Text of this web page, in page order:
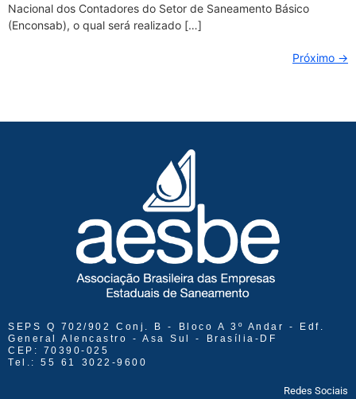
Nacional dos Contadores do Setor de Saneamento Básico
(Enconsab), o qual será realizado […]
Próximo →
SEPS Q 702/902 Conj. B - Bloco A 3º Andar - Edf.
General Alencastro - Asa Sul - Brasília-DF
CEP: 70390-025
Tel.: 55 61 3022-9600
Redes Sociais